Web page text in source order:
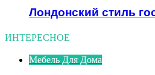
Лондонский стиль
ИНТЕРЕСНОЕ
Мебель Для Дома